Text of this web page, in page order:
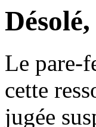
Le pare-
cette
jugée